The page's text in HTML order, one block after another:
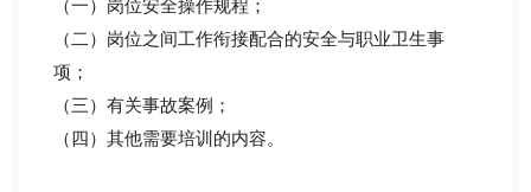
（一）岗位安全操作规程；
（二）岗位之间工作衔接配合的安全与职业卫生事
项；
（三）有关事故案例；
（四）其他需要培训的内容。